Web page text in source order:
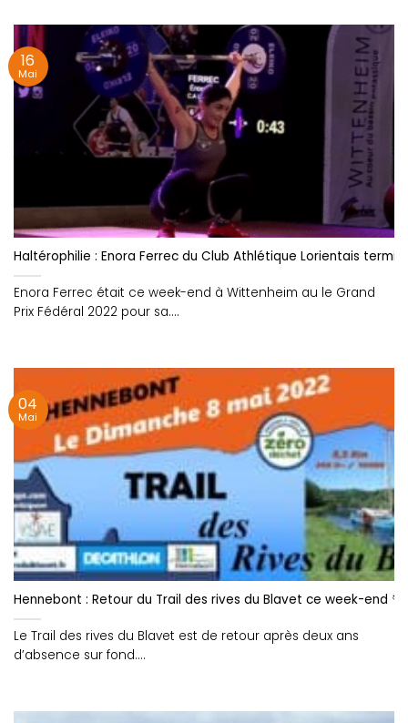
Haltérophilie : Enora Ferrec du Club Athlétique Lorientais
Enora Ferrec était ce week-end à Wittenheim au le Grand
Prix Fédéral 2022 pour sa....
16
Mai
Hennebont : Retour du Trail des rives du Blavet ce week-end 🏃
Le Trail des rives du Blavet est de retour après deux ans
d’absence sur fond....
04
Mai